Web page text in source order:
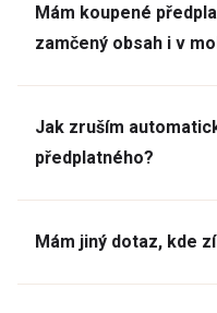
Mám koupené
zamčený obsah i v
Jak zruším
předplatného?
Mám jiný dotaz, kde